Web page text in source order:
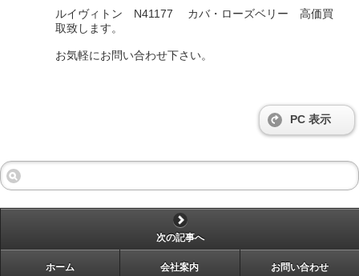
ルイヴィトン N41177 カバ・ローズベリー 高価買
取致します。
お気軽にお問い合わせ下さい。
PC 表示
次の記事へ
ホーム 会社案内 お問い合わせ